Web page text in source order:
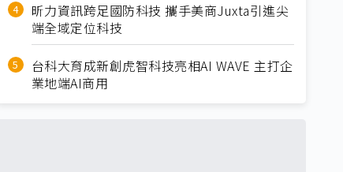
昕力資訊跨足國防科技 攜手美商Juxta引進尖
端全域定位科技
台科大育成新創虎智科技亮相AI WAVE 主打企
業地端AI商用